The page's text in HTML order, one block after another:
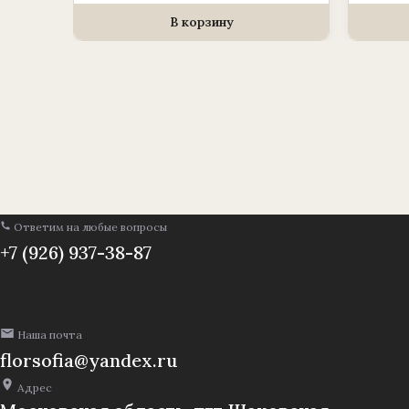
для
венка
(1010237)
«Вазон
В корзину
Ответим на любые вопросы
+7 (926) 937-38-87
Наша почта
florsofia@yandex.ru
Адрес